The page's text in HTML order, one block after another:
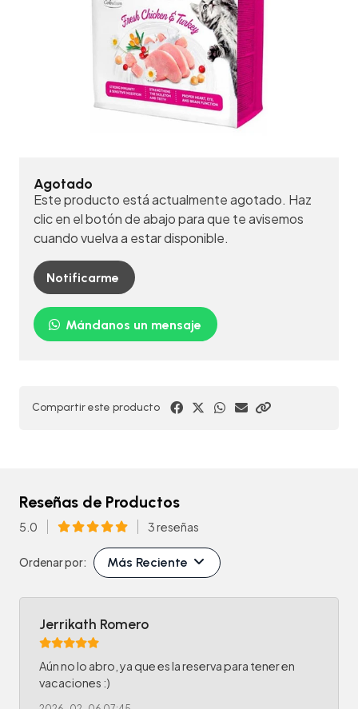
Agotado
Este producto está actualmente agotado. Haz
clic en el botón de abajo para que te avisemos
cuando vuelva a estar disponible.
Notificarme
Mándanos un mensaje
Compartir este producto
Reseñas de Productos
5.0 3 reseñas
Ordenar por: Más Reciente
Jerrikath Romero
Aún no lo abro, ya que es la reserva para tener en
vacaciones :)